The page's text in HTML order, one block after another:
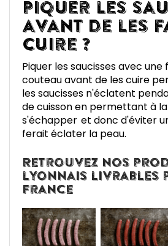
Piquer les
avant de les
cuire ?
Piquer les saucisses avec
couteau avant de les cuire
les saucisses n'éclatent
de cuisson en permettant à
s'échapper et donc d'éviter
ferait éclater la peau.
Retrouvez nos
lyonnais livrables
France